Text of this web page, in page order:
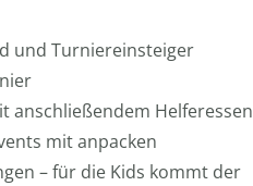
und Turniereinsteiger
Helferessen
mit anpacken
– für die Kids kommt der